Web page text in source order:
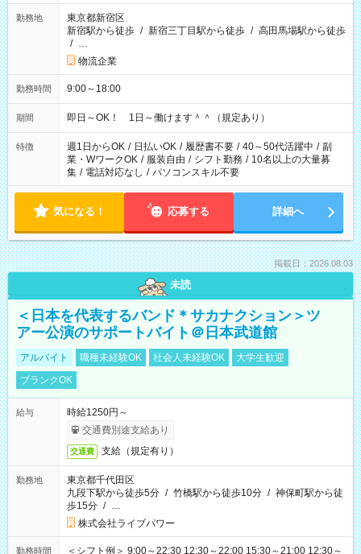
勤務地
東京都新宿区
新宿駅から徒歩 / 新宿三丁目駅から徒歩 / 高田馬場駅から徒歩
/ …
物流企業
勤務時間 9:00～18:00
期間 即日～OK！ 1日～働けます＾＾（規定あり）
特徴 週1日からOK / 日払いOK / 履歴書不要 / 40～50代活躍中 / 副
業・WワークOK / 服装自由 / シフト勤務 / 10名以上の大量募
集 / 電話対応なし / パソコンスキル不要
気になる！ 応募する 詳細へ
掲載日：2026.08.03
未読
＜日本を代表するバンド＊サカナクション＞ツ
アー公演のサポートバイト＠日本武道館
アルバイト 職種未経験OK 社会人未経験OK
大学生歓迎
ブランクOK
給与
時給1250円～
交通費別途支給あり
交通費 支給（規定有り）
勤務地
東京都千代田区
九段下駅から徒歩5分 / 竹橋駅から徒歩10分 / 神保町駅から徒
歩15分 / …
株式会社ライブパワー
勤務時間 ＜シフト例＞ 9:00～22:30 12:30～22:00 15:30～21:00 12:30～